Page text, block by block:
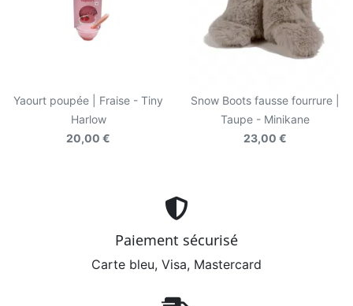
Yaourt poupée | Fraise - Tiny
Harlow
20,00 €
Snow Boots fausse fourrure |
Taupe - Minikane
23,00 €
Paiement sécurisé
Carte bleu, Visa, Mastercard